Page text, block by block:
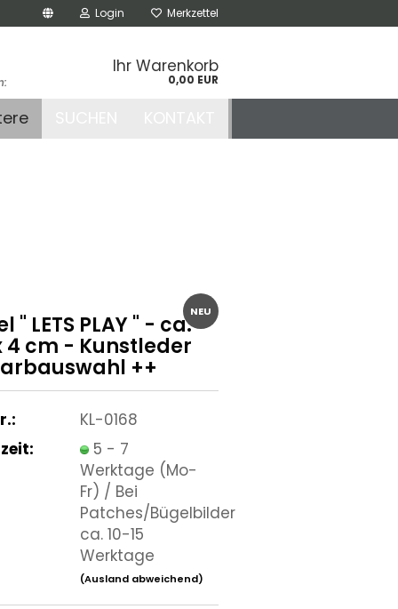
Login Merkzettel
Ihr Warenkorb
0,00 EUR
NEU
" LETS PLAY " - ca.
4 cm - Kunstleder
++
KL-0168
5 - 7
Werktage (Mo-
Fr) / Bei
Patches/Bügelbilder
ca. 10-15
Werktage
(Ausland abweichend)